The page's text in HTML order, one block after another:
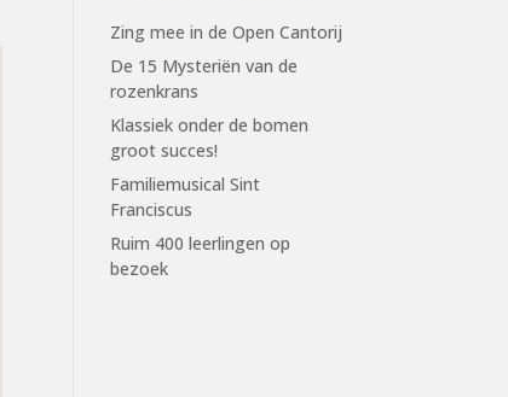
Zing mee in de Open Cantorij
De 15 Mysteriën van de
rozenkrans
Klassiek onder de bomen
groot succes!
Familiemusical Sint
Franciscus
Ruim 400 leerlingen op
bezoek